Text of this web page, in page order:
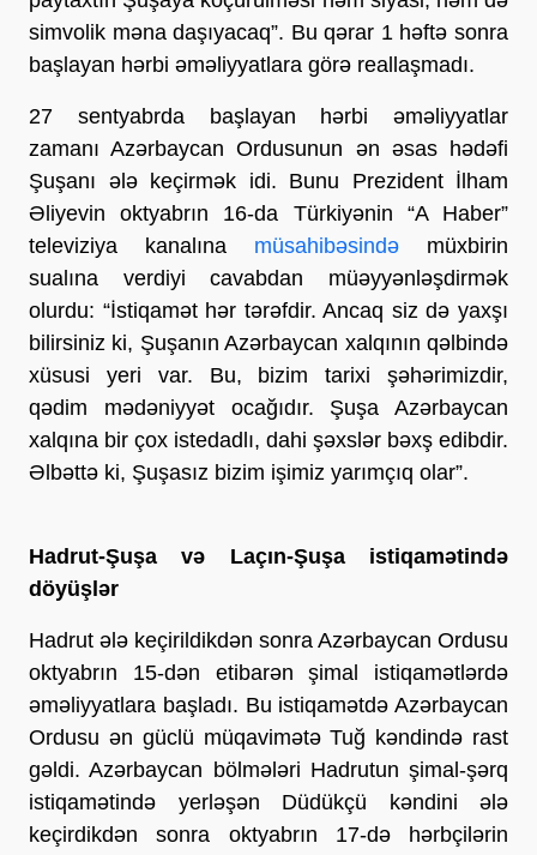
simvolik məna daşıyacaq”. Bu qərar 1 həftə sonra
başlayan hərbi əməliyyatlara görə reallaşmadı.
27 sentyabrda başlayan hərbi əməliyyatlar
zamanı Azərbaycan Ordusunun ən əsas hədəfi
Şuşanı ələ keçirmək idi. Bunu Prezident İlham
Əliyevin oktyabrın 16-da Türkiyənin “A Haber”
televiziya kanalına müsahibəsində müxbirin
sualına verdiyi cavabdan müəyyənləşdirmək
olurdu: “İstiqamət hər tərəfdir. Ancaq siz də yaxşı
bilirsiniz ki, Şuşanın Azərbaycan xalqının qəlbində
xüsusi yeri var. Bu, bizim tarixi şəhərimizdir,
qədim mədəniyyət ocağıdır. Şuşa Azərbaycan
xalqına bir çox istedadlı, dahi şəxslər bəxş edibdir.
Əlbəttə ki, Şuşasız bizim işimiz yarımçıq olar”.
Hadrut-Şuşa və Laçın-Şuşa istiqamətində
döyüşlər
Hadrut ələ keçirildikdən sonra Azərbaycan Ordusu
oktyabrın 15-dən etibarən şimal istiqamətlərdə
əməliyyatlara başladı. Bu istiqamətdə Azərbaycan
Ordusu ən güclü müqavimətə Tuğ kəndində rast
gəldi. Azərbaycan bölmələri Hadrutun şimal-şərq
istiqamətində yerləşən Düdükçü kəndini ələ
keçirdikdən sonra oktyabrın 17-də hərbçilərin